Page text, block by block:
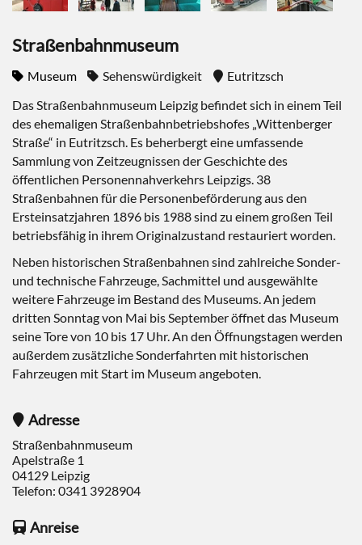
Straßenbahnmuseum
Museum Sehenswürdigkeit
Eutritzsch
Das Straßenbahnmuseum Leipzig befindet sich in einem Teil
des ehemaligen Straßenbahnbetriebshofes „Wittenberger
Straße“ in Eutritzsch. Es beherbergt eine umfassende
Sammlung von Zeitzeugnissen der Geschichte des
öffentlichen Personennahverkehrs Leipzigs. 38
Straßenbahnen für die Personenbeförderung aus den
Ersteinsatzjahren 1896 bis 1988 sind zu einem großen Teil
betriebsfähig in ihrem Originalzustand restauriert worden.
Neben historischen Straßenbahnen sind zahlreiche Sonder-
und technische Fahrzeuge, Sachmittel und ausgewählte
weitere Fahrzeuge im Bestand des Museums. An jedem
dritten Sonntag von Mai bis September öffnet das Museum
seine Tore von 10 bis 17 Uhr. An den Öffnungstagen werden
außerdem zusätzliche Sonderfahrten mit historischen
Fahrzeugen mit Start im Museum angeboten.
Adresse
Straßenbahnmuseum
Apelstraße 1
04129 Leipzig
Telefon: 0341 3928904
Anreise